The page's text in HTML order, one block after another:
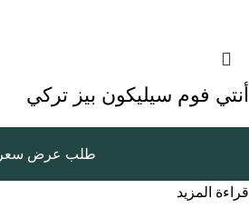
أنتي فوم سيليكون بيز تركي
طلب عرض سعر
قراءة المزيد